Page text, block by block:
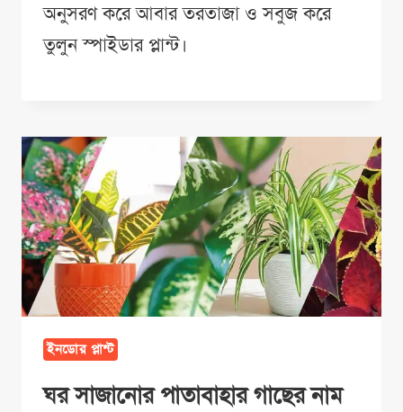
অনুসরণ করে আবার তরতাজা ও সবুজ করে
তুলুন স্পাইডার প্লান্ট।
ইনডোর প্লান্ট
ঘর সাজানোর পাতাবাহার গাছের নাম